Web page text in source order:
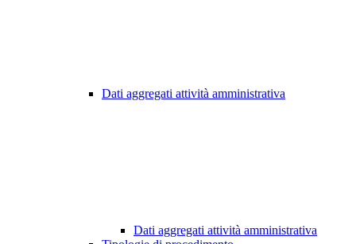
Dati aggregati attività amministrativa
Dati aggregati attività amministrativa